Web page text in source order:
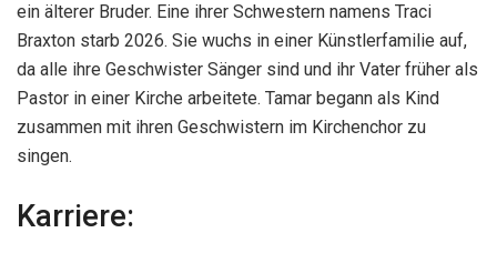
ein älterer Bruder. Eine ihrer Schwestern namens Traci
Braxton starb 2026. Sie wuchs in einer Künstlerfamilie auf,
da alle ihre Geschwister Sänger sind und ihr Vater früher als
Pastor in einer Kirche arbeitete. Tamar begann als Kind
zusammen mit ihren Geschwistern im Kirchenchor zu
singen.
Karriere: